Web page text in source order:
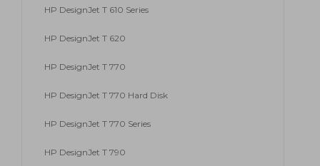
HP DesignJet T 610 Series
HP DesignJet T 620
HP DesignJet T 770
HP DesignJet T 770 Hard Disk
HP DesignJet T 770 Series
HP DesignJet T 790